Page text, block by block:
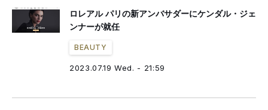
ロレアル パリの新アンバサダーにケンダル・ジェ
ンナーが就任
BEAUTY
2023.07.19 Wed. - 21:59